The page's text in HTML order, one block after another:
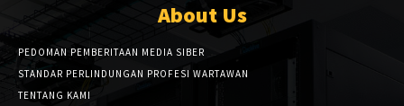
About Us
PEDOMAN PEMBERITAAN MEDIA SIBER
STANDAR PERLINDUNGAN PROFESI WARTAWAN
TENTANG KAMI